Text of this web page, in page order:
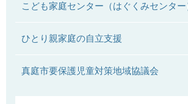
こども家庭センター（はぐくみセンタ
ひとり親家庭の自立支援
真庭市要保護児童対策地域協議会